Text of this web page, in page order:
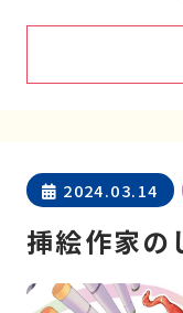
2024.03.14
挿絵作家の